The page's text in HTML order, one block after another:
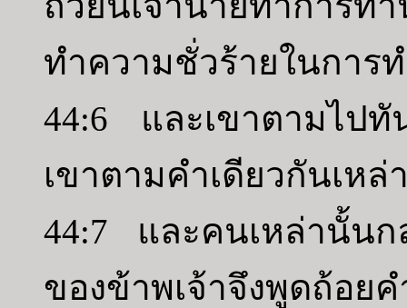
ทำความชั่วร้ายในการท
44:6 และเขาตามไป
เขาตามคำเดียวกันเหล่
44:7 และคนเหล่านั้นก
ของข้าพเจ้าจึงพูดถ้อย